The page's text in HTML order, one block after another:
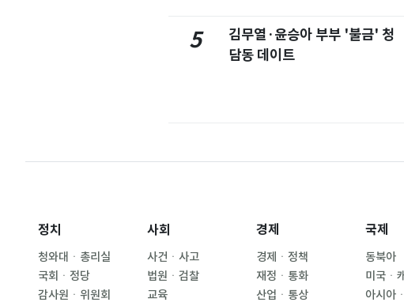
5
김무열·윤승아 부부 '불금' 청
담동 데이트
정치
청와대ㆍ총리실
국회ㆍ정당
감사원ㆍ위원회
사회
사건ㆍ사고
법원ㆍ검찰
교육
경제
경제ㆍ정책
재정ㆍ통화
산업ㆍ통상
국제
동북아
미국ㆍ
아시아